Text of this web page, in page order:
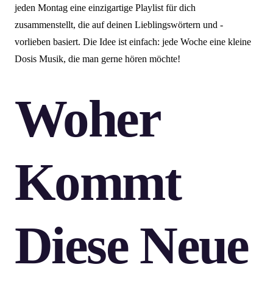
jeden Montag eine einzigartige Playlist für dich
zusammenstellt, die auf deinen Lieblingswörtern und -
vorlieben basiert. Die Idee ist einfach: jede Woche eine kleine
Dosis Musik, die man gerne hören möchte!
Woher
Kommt
Diese Neue